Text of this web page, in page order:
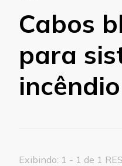
Cabos
para
Exibindo: 1 - 1 de 1